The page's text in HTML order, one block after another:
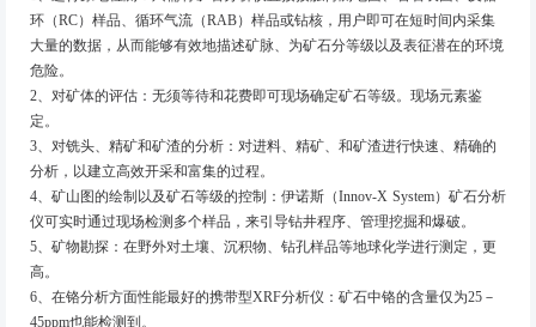
环（RC）样品、循环气流（RAB）样品或钻核，用户即可在短时间内采集
大量的数据，从而能够有效地描述矿脉、为矿石分等级以及表征潜在的环境
危险。
2、对矿体的评估：无须等待和花费即可现场确定矿石等级。现场元素鉴
定。
3、对铣头、精矿和矿渣的分析：对进料、精矿、和矿渣进行快速、精确的
分析，以建立高效开采和富集的过程。
4、矿山图的绘制以及矿石等级的控制：伊诺斯（Innov-X System）矿石分析
仪可实时通过现场检测多个样品，来引导钻井程序、管理挖掘和爆破。
5、矿物勘探：在野外对土壤、沉积物、钻孔样品等地球化学进行测定，更
高。
6、在铬分析方面性能最好的携带型XRF分析仪：矿石中铬的含量仅为25－
45ppm也能检测到。